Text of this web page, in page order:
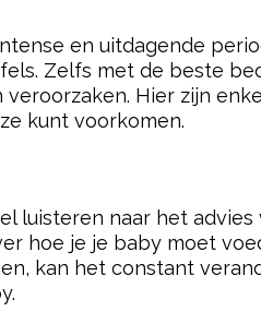
en uitdagende
Zelfs met de beste
Hier zijn
kunt voorkomen.
luisteren naar het advies
hoe je je baby moet
kan het constant